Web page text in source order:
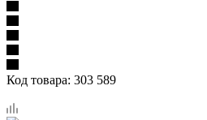
Код товара: 303 589